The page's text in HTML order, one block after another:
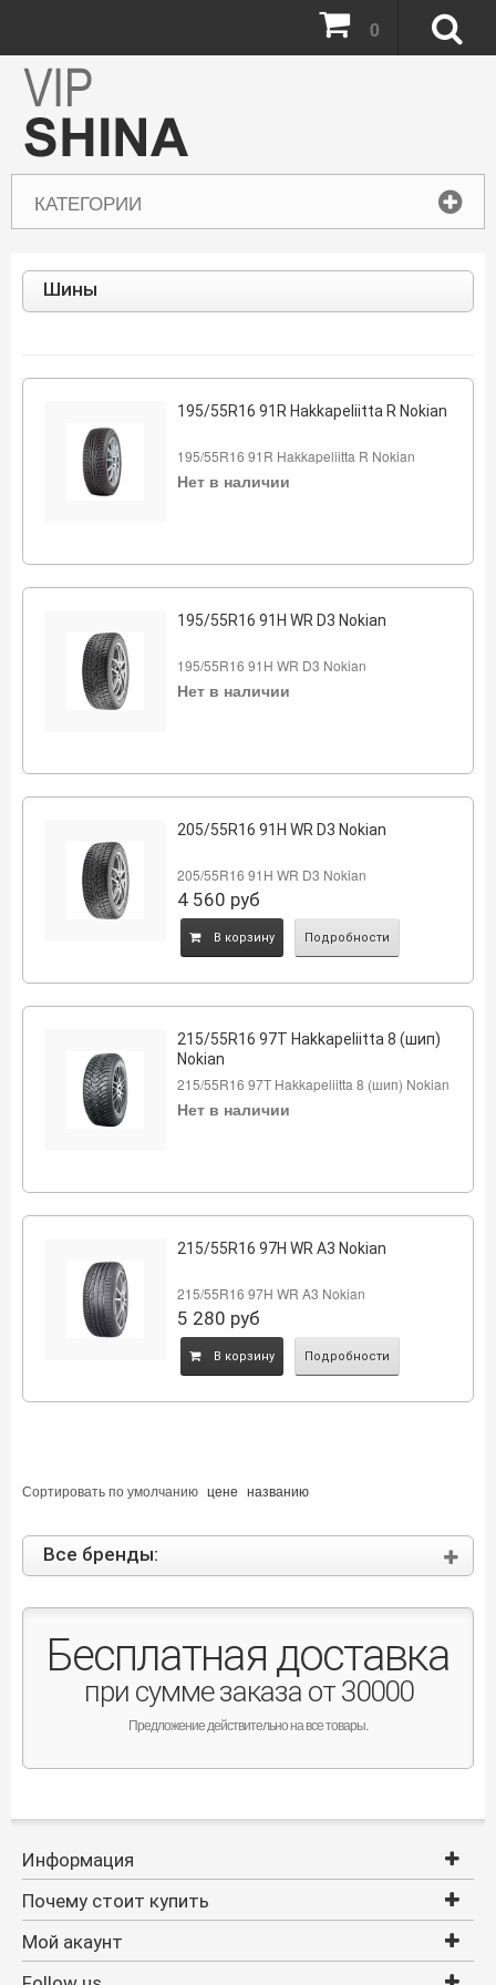
КАТЕГОРИИ
0
Шины
195/55R16 91R Hakkapeliitta R Nokian
195/55R16 91R Hakkapeliitta R Nokian
Нет в наличии
195/55R16 91H WR D3 Nokian
195/55R16 91H WR D3 Nokian
Нет в наличии
205/55R16 91H WR D3 Nokian
205/55R16 91H WR D3 Nokian
4 560 руб
B корзину Подробности
215/55R16 97Т Hakkapeliitta 8 (шип)
Nokian
215/55R16 97Т Hakkapeliitta 8 (шип) Nokian
Нет в наличии
215/55R16 97H WR A3 Nokian
215/55R16 97H WR A3 Nokian
5 280 руб
B корзину Подробности
Сортировать поумолчанию цене названию
Все бренды:
Бесплатная доставка
при сумме заказа от 30000
Предложение действительно на все товары.
Информация
Почему стоит купить
Мой акаунт